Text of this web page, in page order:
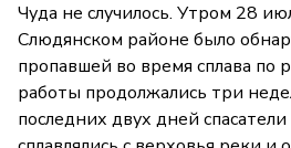
Чуда не случилось. Утром 28
Слюдянском районе было
пропавшей во время сплава по
работы продолжались три
последних двух дней